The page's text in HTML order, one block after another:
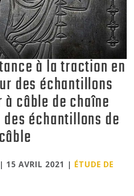
à la traction en
des échantillons
câble de chaîne
échantillons de
15 AVRIL 2021 | ÉTUDE DE